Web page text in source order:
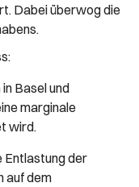
Dabei überwog die
Basel und
marginale
wird.
Entlastung der
auf dem